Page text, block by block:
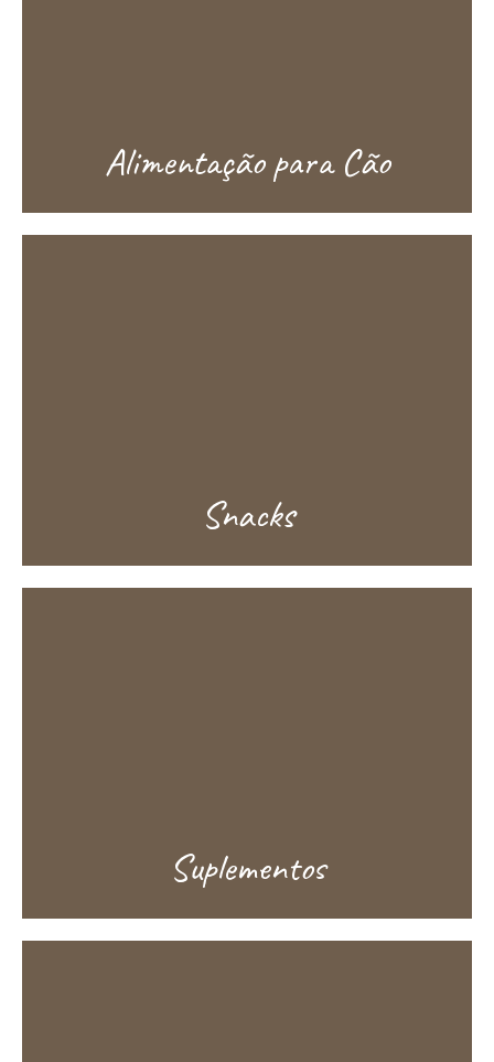
Alimentação para Cão
Snacks
Suplementos